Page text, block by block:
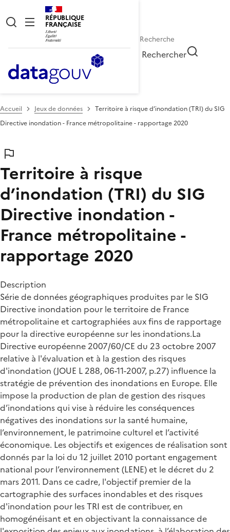
RÉPUBLIQUE
FRANÇAISE
Rechercher
Accueil Jeux de données
Territoire à risque d’inondation (TRI) du SIG
Directive inondation - France métropolitaine - rapportage 2020
Territoire à risque
d’inondation (TRI) du SIG
Directive inondation -
France métropolitaine -
rapportage 2020
Description
Série de données géographiques produites par le SIG
Directive inondation pour le territoire de France
métropolitaine et cartographiées aux fins de rapportage
pour la directive européenne sur les inondations.La
Directive européenne 2007/60/CE du 23 octobre 2007
relative à l'évaluation et à la gestion des risques
d'inondation (JOUE L 288, 06-11-2007, p.27) influence la
stratégie de prévention des inondations en Europe. Elle
impose la production de plan de gestion des risques
d’inondations qui vise à réduire les conséquences
négatives des inondations sur la santé humaine,
l’environnement, le patrimoine culturel et l’activité
économique. Les objectifs et exigences de réalisation sont
donnés par la loi du 12 juillet 2010 portant engagement
national pour l’environnement (LENE) et le décret du 2
mars 2011. Dans ce cadre, l'objectif premier de la
cartographie des surfaces inondables et des risques
d'inondation pour les TRI est de contribuer, en
homogénéisant et en objectivant la connaissance de